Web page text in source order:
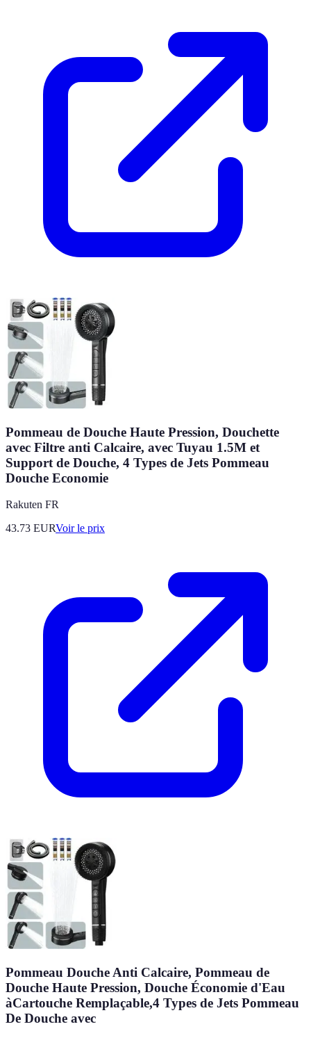
Pommeau de Douche Haute Pression, Douchette
avec Filtre anti Calcaire, avec Tuyau 1.5M et
Support de Douche, 4 Types de Jets Pommeau
Douche Economie
Rakuten FR
43.73 EURVoir le prix
Pommeau Douche Anti Calcaire, Pommeau de
Douche Haute Pression, Douche Économie d'Eau
àCartouche Remplaçable,4 Types de Jets Pommeau
De Douche avec